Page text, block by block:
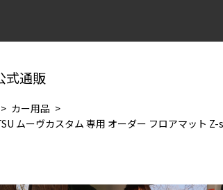
式通販
カー用品
ムーヴカスタム 専用 オーダー フロアマット